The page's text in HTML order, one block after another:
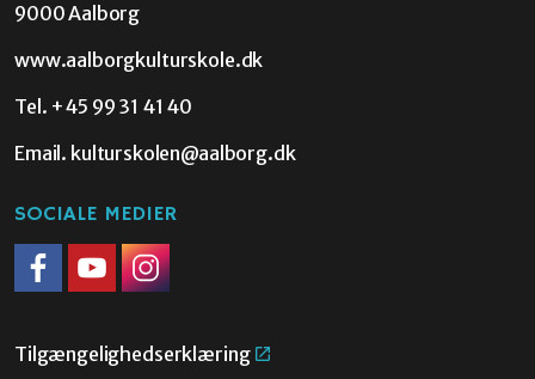
9000 Aalborg
www.aalborgkulturskole.dk
Tel. +45 99 31 41 40
Email. kulturskolen@aalborg.dk
SOCIALE MEDIER
Tilgængelighedserklæring